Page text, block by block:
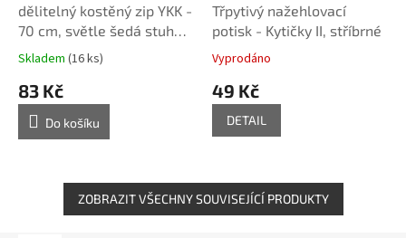
dělitelný kostěný zip YKK -
70 cm, světle šedá stuha,
žluté zuby, FLAT design
Skladem (16 ks)
83 Kč
Do košíku
Třpytivý nažehlovací
potisk - Kytičky II, stříbrné
Vyprodáno
49 Kč
DETAIL
ZOBRAZIT VŠECHNY SOUVISEJÍCÍ PRODUKTY